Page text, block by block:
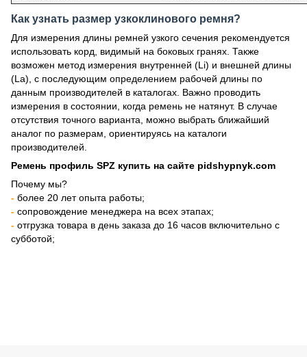
Как узнать размер узкоклинового ремня?
Для измерения длины ремней узкого сечения рекомендуется
использовать корд, видимый на боковых гранях. Также
возможен метод измерения внутренней (Li) и внешней длины
(La), с последующим определением рабочей длины по
данным производителей в каталогах. Важно проводить
измерения в состоянии, когда ремень не натянут. В случае
отсутствия точного варианта, можно выбрать ближайший
аналог по размерам, ориентируясь на каталоги
производителей.
Ремень профиль SPZ купить на сайте pidshypnyk.com
Почему мы?
- более 20 лет опыта работы;
- сопровождение менеджера на всех этапах;
- отгрузка товара в день заказа до 16 часов включительно с
субботой;